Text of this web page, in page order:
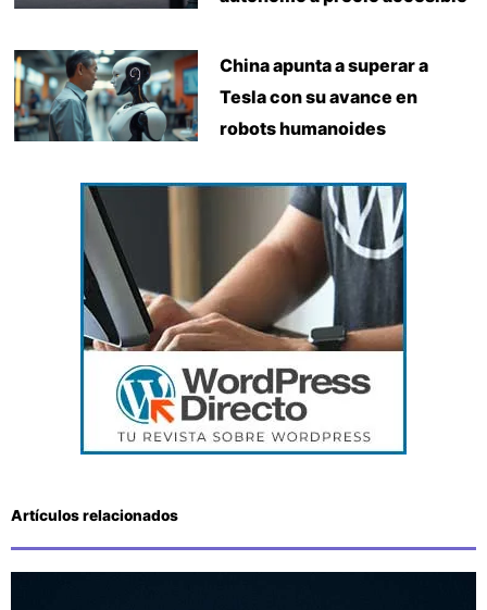
China apunta a superar a
Tesla con su avance en
robots humanoides
Artículos relacionados